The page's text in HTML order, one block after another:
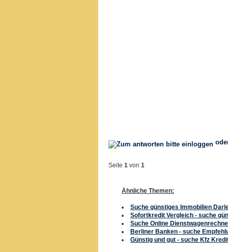
Seite 1 von 1
Ähnliche Themen:
Suche günstiges Immobilien
Sofortkredit Vergleich - suche
Suche Online
Berliner Banken - suche
Günstig und gut - suche Kfz